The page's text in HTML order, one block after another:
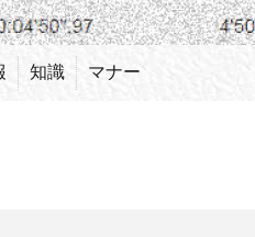
知識 マナー